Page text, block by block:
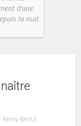
d’une
la nuit
Rémy BAYLE